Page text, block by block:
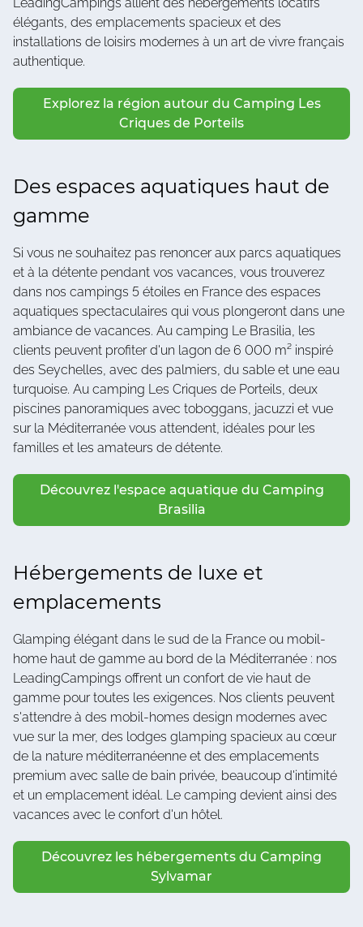
élégants, des emplacements spacieux et des
installations de loisirs modernes à un art de vivre français
authentique.
Explorez la région autour du Camping Les
Criques de Porteils
Des espaces aquatiques haut de
gamme
Si vous ne souhaitez pas renoncer aux parcs aquatiques
et à la détente pendant vos vacances, vous trouverez
dans nos campings 5 étoiles en France des espaces
aquatiques spectaculaires qui vous plongeront dans une
ambiance de vacances. Au camping Le Brasilia, les
clients peuvent profiter d'un lagon de 6 000 m² inspiré
des Seychelles, avec des palmiers, du sable et une eau
turquoise. Au camping Les Criques de Porteils, deux
piscines panoramiques avec toboggans, jacuzzi et vue
sur la Méditerranée vous attendent, idéales pour les
familles et les amateurs de détente.
Découvrez l'espace aquatique du Camping
Brasilia
Hébergements de luxe et
emplacements
Glamping élégant dans le sud de la France ou mobil-
home haut de gamme au bord de la Méditerranée : nos
LeadingCampings offrent un confort de vie haut de
gamme pour toutes les exigences. Nos clients peuvent
s'attendre à des mobil-homes design modernes avec
vue sur la mer, des lodges glamping spacieux au cœur
de la nature méditerranéenne et des emplacements
premium avec salle de bain privée, beaucoup d'intimité
et un emplacement idéal. Le camping devient ainsi des
vacances avec le confort d'un hôtel.
Découvrez les hébergements du Camping
Sylvamar